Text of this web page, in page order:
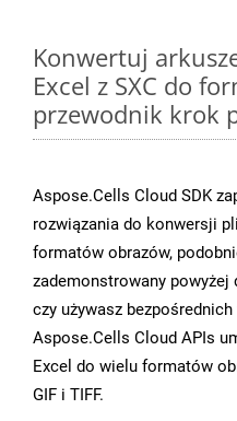
Konwertuj
Excel z SXC do
przewodnik krok
Aspose.Cells Cloud SDK
rozwiązania do konwersji
formatów obrazów,
zademonstrowany powyżej
czy używasz bezpośrednich
Aspose.Cells Cloud APIs
Excel do wielu formatów
GIF i TIFF.